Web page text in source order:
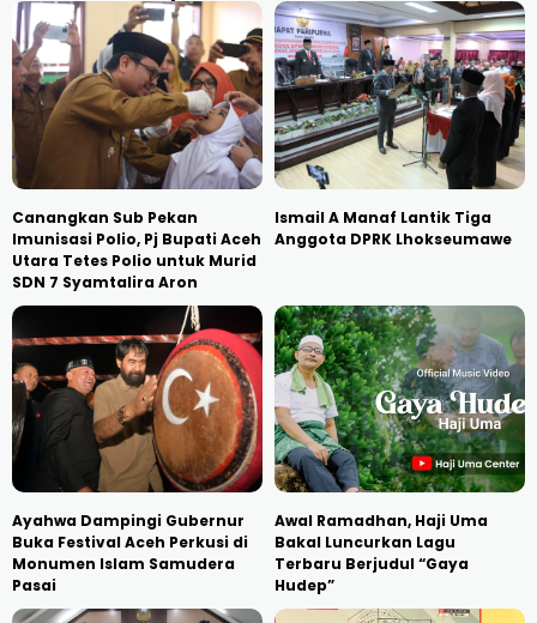
Canangkan Sub Pekan
Imunisasi Polio, Pj Bupati Aceh
Utara Tetes Polio untuk Murid
SDN 7 Syamtalira Aron
Ismail A Manaf Lantik Tiga
Anggota DPRK Lhokseumawe
Ayahwa Dampingi Gubernur
Buka Festival Aceh Perkusi di
Monumen Islam Samudera
Pasai
Awal Ramadhan, Haji Uma
Bakal Luncurkan Lagu
Terbaru Berjudul “Gaya
Hudep”